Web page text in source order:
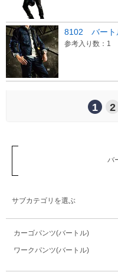
8102 バート
参考入り数：1
1 2
バ
サブカテゴリを選ぶ
カーゴパンツ(バートル)
ワークパンツ(バートル)